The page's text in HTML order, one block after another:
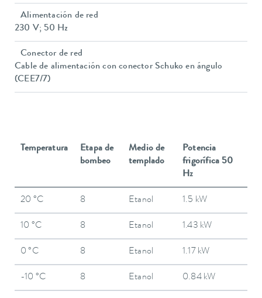
Alimentación de red
230 V; 50 Hz
Conector de red
Cable de alimentación con conector Schuko en ángulo
(CEE7/7)
Temperatura
Etapa de
bombeo
Medio de
templado
Potencia
frigorífica 50
Hz
20 °C 8 Etanol 1.5 kW
10 °C 8 Etanol 1.43 kW
0 °C 8 Etanol 1.17 kW
-10 °C 8 Etanol 0.84 kW